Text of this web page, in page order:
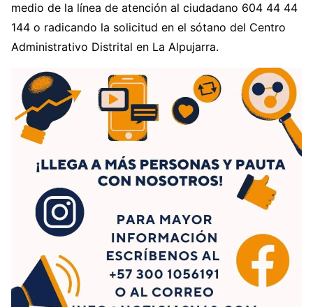
medio de la línea de atención al ciudadano 604 44 44
144 o radicando la solicitud en el sótano del Centro
Administrativo Distrital en La Alpujarra.